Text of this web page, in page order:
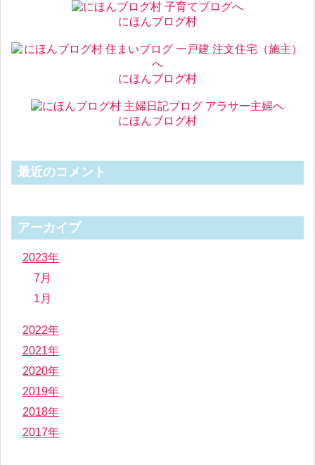
にほんブログ村
にほんブログ村
にほんブログ村
最近のコメント
アーカイブ
2023年
7月
1月
2022年
2021年
2020年
2019年
2018年
2017年